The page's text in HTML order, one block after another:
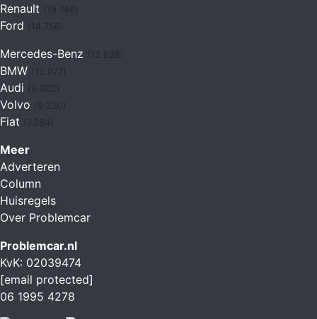
Renault (19.746)
Ford (14.756)
Mercedes-Benz
BMW
Audi
Volvo
Fiat (7.264)
Meer
Adverteren
Column
Huisregels
Over Problemcar
Problemcar.nl
KvK: 02039474
[email protected]
06 1995 4278